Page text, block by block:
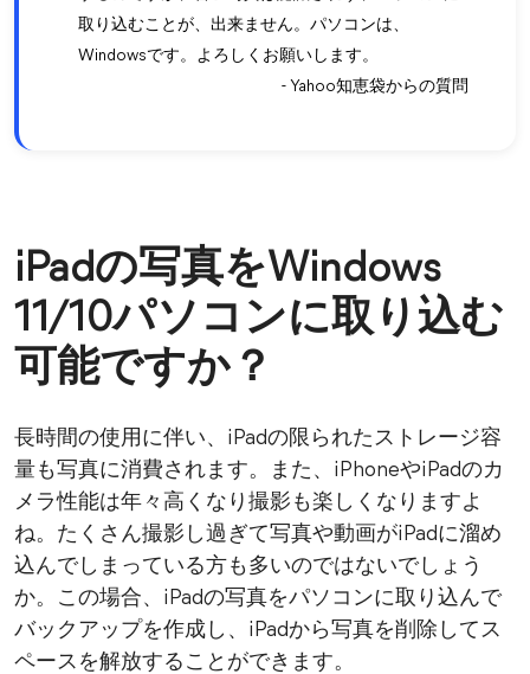
取り込むことが、出来ません。パソコンは、
Windowsです。よろしくお願いします。
- Yahoo知恵袋からの質問
iPadの写真をWindows
11/10パソコンに取り込む
可能ですか？
長時間の使用に伴い、iPadの限られたストレージ容
量も写真に消費されます。また、iPhoneやiPadのカ
メラ性能は年々高くなり撮影も楽しくなりますよ
ね。たくさん撮影し過ぎて写真や動画がiPadに溜め
込んでしまっている方も多いのではないでしょう
か。この場合、iPadの写真をパソコンに取り込んで
バックアップを作成し、iPadから写真を削除してス
ペースを解放することができます。